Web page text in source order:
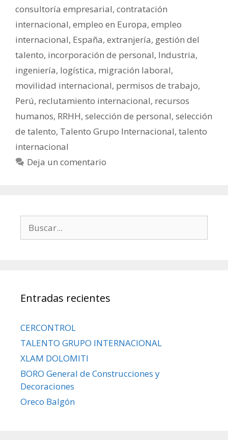
consultoría empresarial, contratación
internacional, empleo en Europa, empleo
internacional, España, extranjería, gestión del
talento, incorporación de personal, Industria,
ingeniería, logística, migración laboral,
movilidad internacional, permisos de trabajo,
Perú, reclutamiento internacional, recursos
humanos, RRHH, selección de personal, selección
de talento, Talento Grupo Internacional, talento
internacional
Deja un comentario
Entradas recientes
CERCONTROL
TALENTO GRUPO INTERNACIONAL
XLAM DOLOMITI
BORO General de Construcciones y
Decoraciones
Oreco Balgón